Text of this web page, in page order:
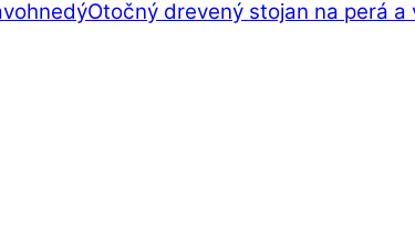
Otočný drevený stojan na perá